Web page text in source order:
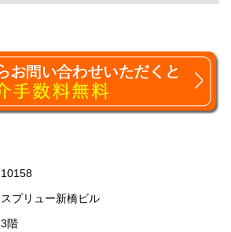
10158
スプリュー新橋ビル
3階